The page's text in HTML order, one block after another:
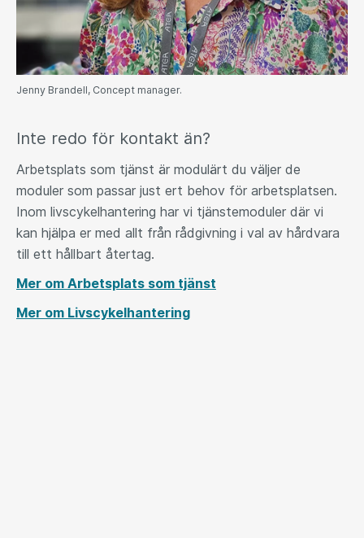
Jenny Brandell, Concept manager.
Inte redo för kontakt än?
Arbetsplats som tjänst är modulärt du väljer de
moduler som passar just ert behov för arbetsplatsen.
Inom livscykelhantering har vi tjänstemoduler där vi
kan hjälpa er med allt från rådgivning i val av hårdvara
till ett hållbart återtag.
Mer om Arbetsplats som tjänst
Mer om Livscykelhantering